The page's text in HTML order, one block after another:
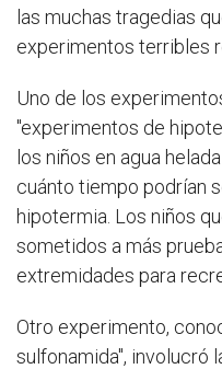
las muchas tragedias
experimentos terribles
Uno de los
"experimentos de
los niños en agua
cuánto tiempo podrían
hipotermia. Los niños
sometidos a más
extremidades para
Otro experimento,
sulfonamida", involucró